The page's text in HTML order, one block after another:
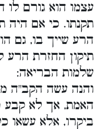
עצמו הוא גורם לו
תקנתו. כי אם היה
הרע שייך בו, גם
תיקון החזרת הרע
שלמות הבריאה:
והנה עשה הקב"ה
האמת, אך לא קבע
ביקרו, אלא עשאו